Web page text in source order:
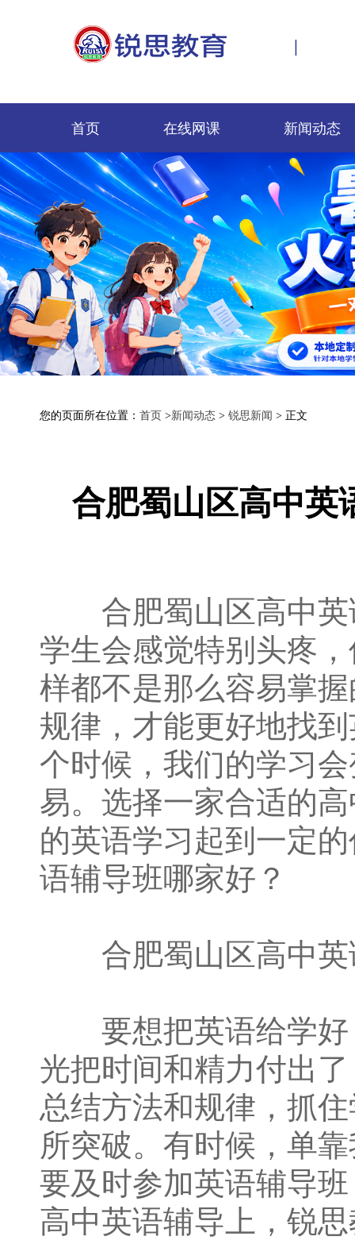
|
首页 在线网课 新闻动态
您的页面所在位置： 首页 >新闻动态 > 锐思新闻 > 正文
合肥蜀山区高中英
合肥蜀山区高中英
学生会感觉特别头疼
样都不是那么容易掌
规律，才能更好地找
个时候，我们的学习
易。选择一家合适的
的英语学习起到一定
语辅导班哪家好？
合肥蜀山区高中英
要想把英语给学好
光把时间和精力付出
总结方法和规律，抓
所突破。有时候，单
要及时参加英语辅导
高中英语辅导上，锐